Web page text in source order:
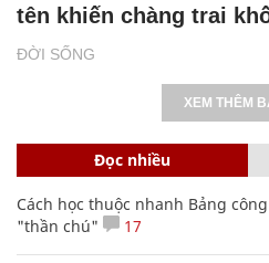
ĐỜI SỐNG
tên khiến chàng trai
XEM THÊM
Đọc nhiều
Cách học thuộc nhanh Bảng
"thần chú"
17